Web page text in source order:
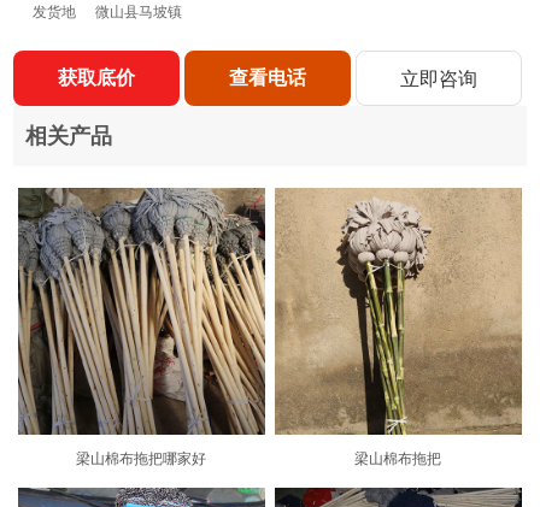
发货地 微山县马坡镇
获取底价 查看电话 立即咨询
相关产品
梁山棉布拖把哪家好 梁山棉布拖把